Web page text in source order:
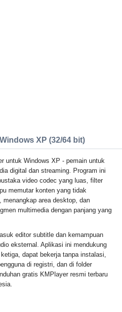
XP (32/64 bit)
untuk Windows XP - pemain untuk
digital dan streaming. Program ini
video codec yang luas, filter
memutar konten yang tidak
menangkap area desktop, dan
multimedia dengan panjang yang
editor subtitle dan kemampuan
eksternal. Aplikasi ini mendukung
dapat bekerja tanpa instalasi,
di registri, dan di folder
gratis KMPlayer resmi terbaru